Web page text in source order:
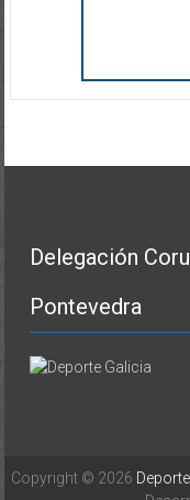
Delegación
Pontevedra
Copyright © 2026